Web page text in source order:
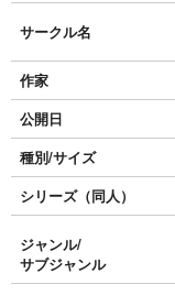
サークル名
作家
公開日
種別/サイズ
シリーズ（同人）
ジャンル/
サブジャンル